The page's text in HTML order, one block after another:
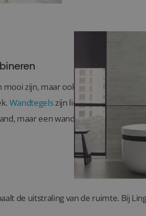
zijn, maar ook praktisch.
Wandtegelszijn lichter en geven
maar een wandtegel meestal niet
de uitstraling van de ruimte. Bij